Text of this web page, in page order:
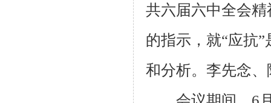
共六届六中全会
的指示，就“应抗
和分析。李先念